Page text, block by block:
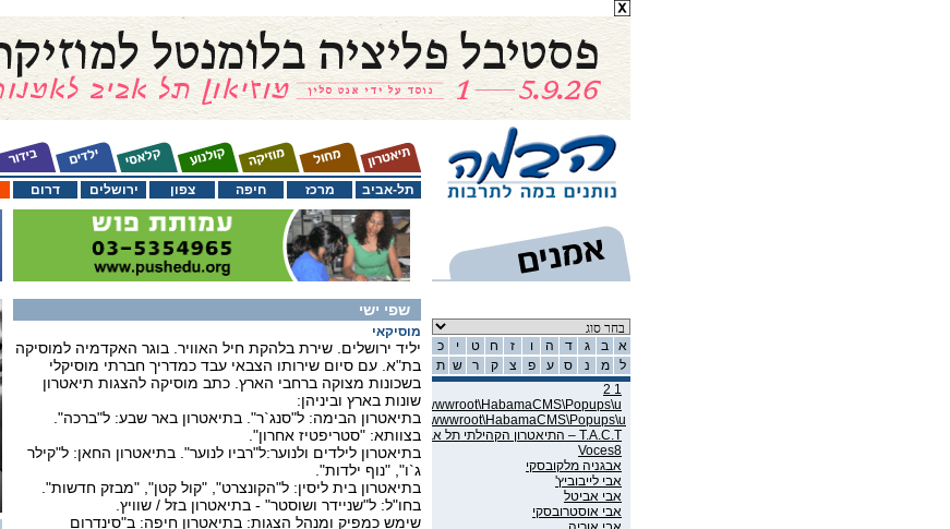
דרום ירושלים צפון חיפה מרכז תל-אביב
שפי ישי
מוסיקאי
יליד ירושלים. שירת בלהקת חיל האוויר. בוגר האקדמיה למוסיקה
בת"א. עם סיום שירותו הצבאי עבד כמדריך חברתי מוסיקלי
בשכונות מצוקה ברחבי הארץ. כתב מוסיקה להצגות תיאטרון
שונות בארץ וביניהן:
בתיאטרון הבימה: ל"סנג`ר". בתיאטרון באר שבע: ל"ברכה".
בצוותא: "סטריפטיז אחרון".
בתיאטרון לילדים ולנוער:ל"רביו לנוער". בתיאטרון החאן: ל"קילר
ג`ו", "נוף ילדות".
בתיאטרון בית ליסין: ל"הקונצרט", "קול קטן", "מבזק חדשות".
בחו"ל: ל"שניידר ושוסטר" - בתיאטרון בזל / שוויץ.
שימש כמפיק ומנהל הצגות: בתיאטרון חיפה: ב"סינדרום
כ י ט ח ז ו ה ד ג ב
א
ת ש ר ק צ פ ע ס נ מ
ל
1 2
C:\domains\habama.co.il\wwwroot\HabamaCMS\Popups\u
C:\domains\habama.co.il\wwwroot\HabamaCMS\Popups\u
T.A.C.T – התיאטרון הקהילתי תל אביב
Voces8
אבגניה מלקובסקי
אבי לייבוביץ'
אבי אביטל
אבי אוסטרובסקי